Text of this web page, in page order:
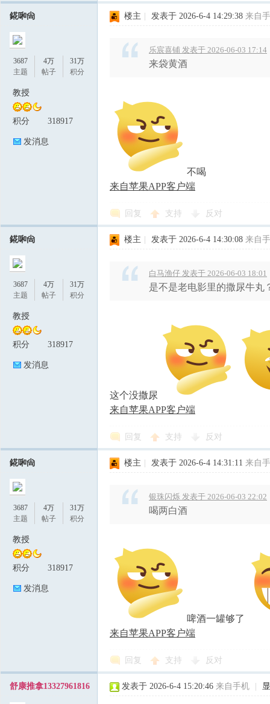
錵啝尙
3687
主题
4万
帖子
31万
积分
教授
积分 318917
发消息
楼主 发表于 2026-6-4 14:29:38 来自
乐宸喜铺 发表于 2026-06-03 17:14
来袋黄酒
不喝
来自苹果APP客户端
回复 支持 反对
錵啝尙
3687
主题
4万
帖子
31万
积分
教授
积分 318917
发消息
楼主 发表于 2026-6-4 14:30:08 来自
白马渔仔 发表于 2026-06-03 18:01
是不是老电影里的撒尿牛丸
这个没撒尿
来自苹果APP客户端
回复 支持 反对
錵啝尙
3687
主题
4万
帖子
31万
积分
教授
积分 318917
发消息
楼主 发表于 2026-6-4 14:31:11 来自
银珠闪烁 发表于 2026-06-03 22:02
喝两白酒
啤酒一罐够了
来自苹果APP客户端
回复 支持 反对
舒康推拿13327961816 发表于 2026-6-4 15:20:46 来自手机